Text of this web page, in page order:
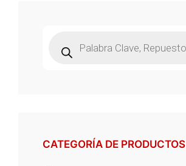
productos
CATEGORÍA DE PRODUCTOS